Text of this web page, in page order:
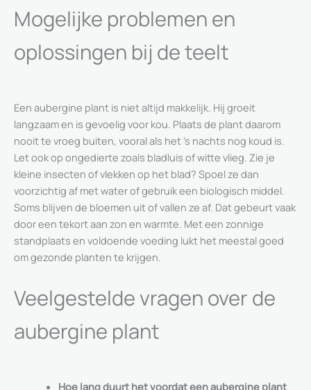
Mogelijke problemen en
oplossingen bij de teelt
Een aubergine plant is niet altijd makkelijk. Hij groeit
langzaam en is gevoelig voor kou. Plaats de plant daarom
nooit te vroeg buiten, vooral als het ’s nachts nog koud is.
Let ook op ongedierte zoals bladluis of witte vlieg. Zie je
kleine insecten of vlekken op het blad? Spoel ze dan
voorzichtig af met water of gebruik een biologisch middel.
Soms blijven de bloemen uit of vallen ze af. Dat gebeurt vaak
door een tekort aan zon en warmte. Met een zonnige
standplaats en voldoende voeding lukt het meestal goed
om gezonde planten te krijgen.
Veelgestelde vragen over de
aubergine plant
Hoe lang duurt het voordat een aubergine plant